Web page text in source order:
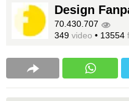
Design
70.430.707
349 video • 13554